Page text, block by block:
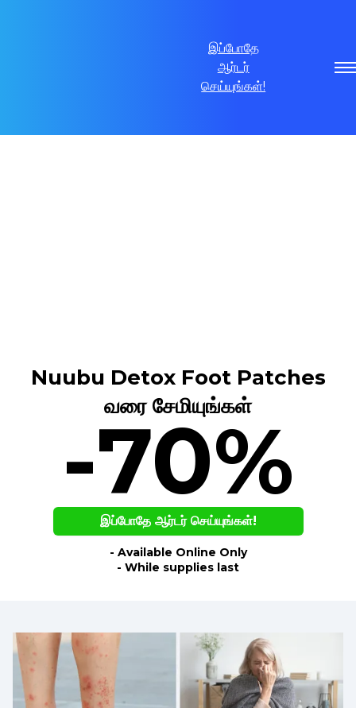
இப்போதே
ஆர்டர்
செய்யுங்கள்!
Nuubu Detox Foot Patches
வரை சேமியுங்கள்
-70%
இப்போதே ஆர்டர் செய்யுங்கள்!
- Available Online Only
- While supplies last